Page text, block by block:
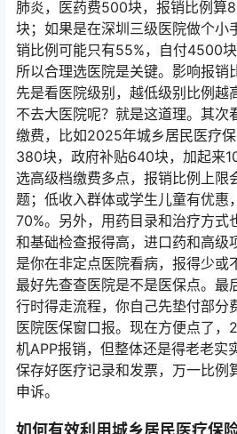
肺炎，医药费500块，报销比例算
块；如果是在深圳三级医院做个小
销比例可能只有55%，自付4500块
所以合理选医院是关键。影响报销
先是看医院级别，越低级别比例越
不去大医院呢？就是这道理。其次
缴费，比如2025年城乡居民医疗
380块，政府补贴640块，加起来
选高级档缴费多点，报销比例上限
题；低收入群体或学生儿童有优惠
70%。另外，用药目录和治疗方式
和基础检查报得高，进口药和高级
是你在非定点医院看病，报得少或
最好先查查医院是不是医保点。最
行时得走流程，你自己先垫付部分
医院医保窗口报。现在方便点了
机APP报销，但整体还是得老老实
保存好医疗记录和发票，万一比例
申诉。
如何有效利用城乡居民医疗保